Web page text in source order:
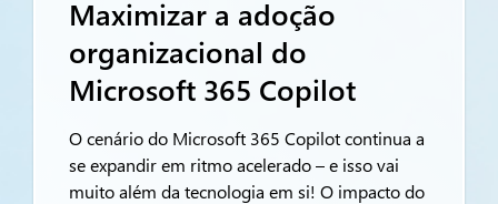
Maximizar a adoção
organizacional do
Microsoft 365 Copilot
O cenário do Microsoft 365 Copilot continua a
se expandir em ritmo acelerado – e isso vai
muito além da tecnologia em si! O impacto do